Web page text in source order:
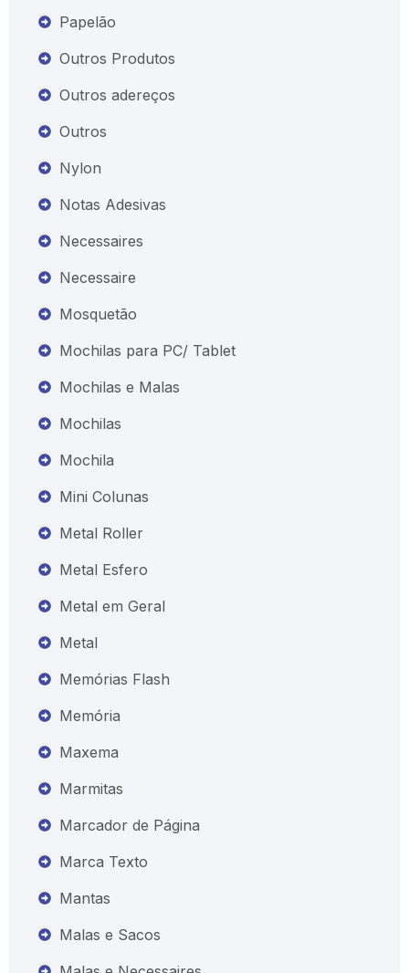
Papelão
Outros Produtos
Outros adereços
Outros
Nylon
Notas Adesivas
Necessaires
Necessaire
Mosquetão
Mochilas para PC/ Tablet
Mochilas e Malas
Mochilas
Mochila
Mini Colunas
Metal Roller
Metal Esfero
Metal em Geral
Metal
Memórias Flash
Memória
Maxema
Marmitas
Marcador de Página
Marca Texto
Mantas
Malas e Sacos